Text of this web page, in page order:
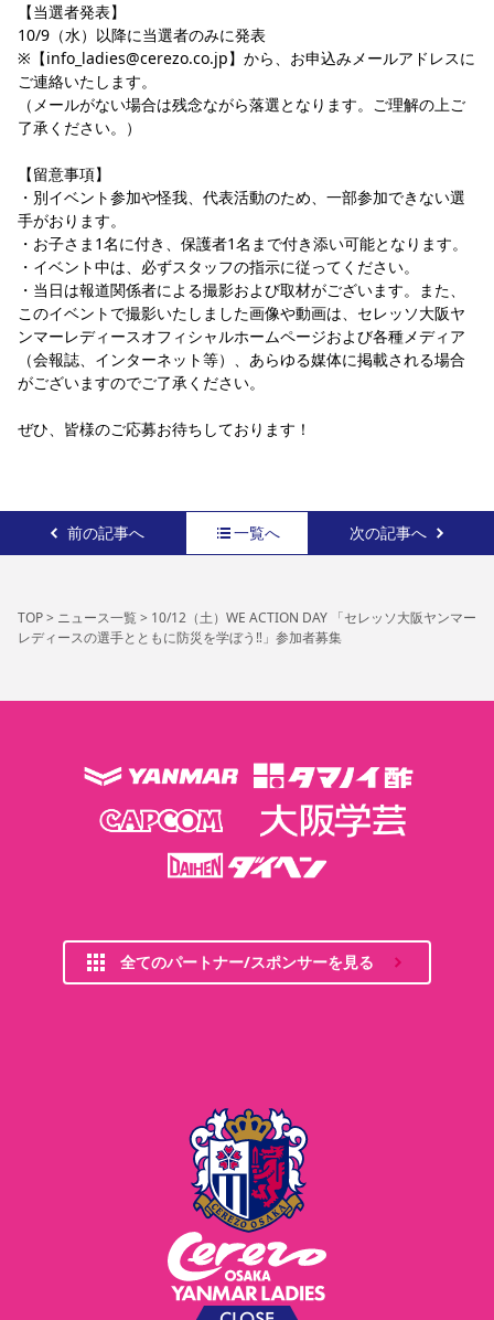
【当選者発表】
10/9（水）以降に当選者のみに発表
※【info_ladies@cerezo.co.jp】から、お申込みメールアドレスに
ご連絡いたします。
（メールがない場合は残念ながら落選となります。ご理解の上ご
了承ください。）
【留意事項】
・別イベント参加や怪我、代表活動のため、一部参加できない選
手がおります。
・お子さま1名に付き、保護者1名まで付き添い可能となります。
・イベント中は、必ずスタッフの指示に従ってください。
・当日は報道関係者による撮影および取材がございます。また、
このイベントで撮影いたしました画像や動画は、セレッソ大阪ヤ
ンマーレディースオフィシャルホームページおよび各種メディア
（会報誌、インターネット等）、あらゆる媒体に掲載される場合
がございますのでご了承ください。
ぜひ、皆様のご応募お待ちしております！
前の記事へ 一覧へ 次の記事へ
TOP> ニュース一覧> 10/12（土）WE ACTION DAY 「セレッソ大阪ヤンマー
レディースの選手とともに防災を学ぼう‼」参加者募集
全てのパートナー/スポンサーを見る